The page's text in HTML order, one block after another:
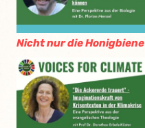
Nicht nur die Honigbiene